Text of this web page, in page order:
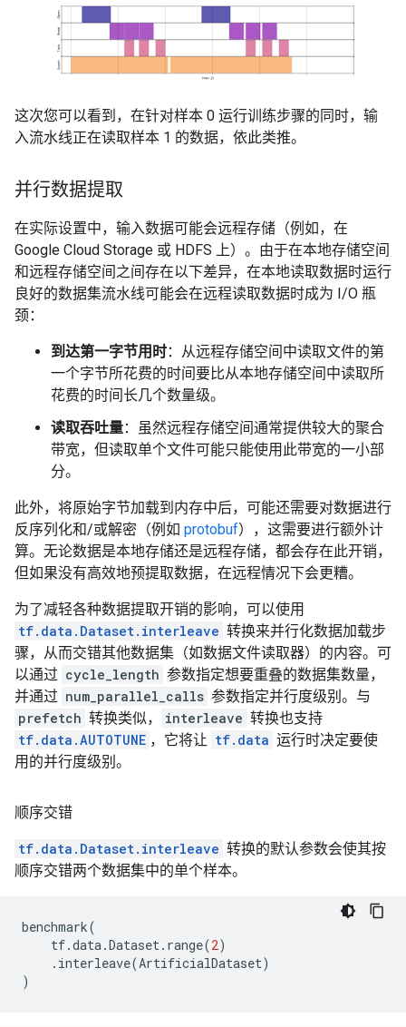
这次您可以看到，在针对样本 0 运行训练步骤的同时，输
入流水线正在读取样本 1 的数据，依此类推。
并行数据提取
在实际设置中，输入数据可能会远程存储（例如，在
Google Cloud Storage 或 HDFS 上）。由于在本地存储空间
和远程存储空间之间存在以下差异，在本地读取数据时运行
良好的数据集流水线可能会在远程读取数据时成为 I/O 瓶
颈：
到达第一字节用时：从远程存储空间中读取文件的第
一个字节所花费的时间要比从本地存储空间中读取所
花费的时间长几个数量级。
读取吞吐量：虽然远程存储空间通常提供较大的聚合
带宽，但读取单个文件可能只能使用此带宽的一小部
分。
此外，将原始字节加载到内存中后，可能还需要对数据进行
反序列化和/或解密（例如 protobuf），这需要进行额外计
算。无论数据是本地存储还是远程存储，都会存在此开销，
但如果没有高效地预提取数据，在远程情况下会更糟。
为了减轻各种数据提取开销的影响，可以使用
tf.data.Dataset.interleave 转换来并行化数据加载步
骤，从而交错其他数据集（如数据文件读取器）的内容。可
以通过 cycle_length 参数指定想要重叠的数据集数量，
并通过 num_parallel_calls 参数指定并行度级别。与
prefetch 转换类似， interleave 转换也支持
tf.data.AUTOTUNE ，它将让 tf.data 运行时决定要使
用的并行度级别。
顺序交错
tf.data.Dataset.interleave 转换的默认参数会使其按
顺序交错两个数据集中的单个样本。
benchmark(
tf.data .Dataset . range(2)
. interleave(ArtificialDataset)
)